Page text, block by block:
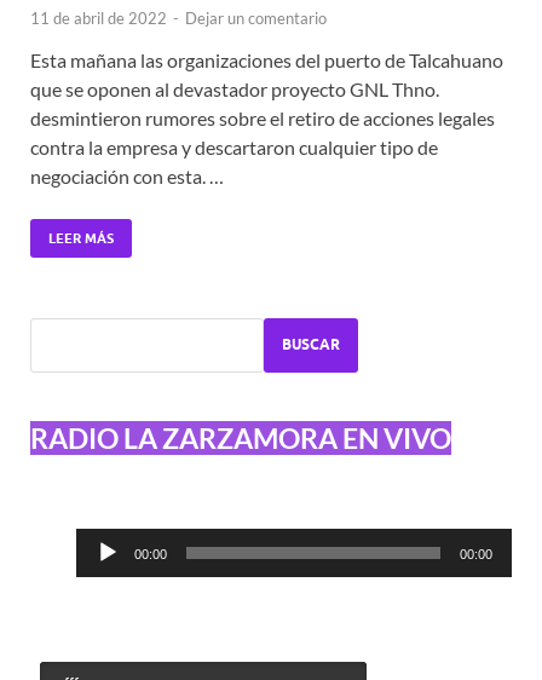
11 de abril de 2022 - Dejar un comentario
Esta mañana las organizaciones del puerto de Talcahuano
que se oponen al devastador proyecto GNL Thno.
desmintieron rumores sobre el retiro de acciones legales
contra la empresa y descartaron cualquier tipo de
negociación con esta. …
LEER MÁS
BUSCAR
RADIO LA ZARZAMORA EN VIVO
Reproductor
00:00 00:00